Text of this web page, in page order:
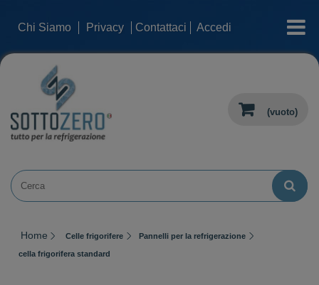
Chi Siamo Privacy Contattaci Accedi categorie
(vuoto)
Home Celle frigorifere Pannelli per la refrigerazione
cella frigorifera standard